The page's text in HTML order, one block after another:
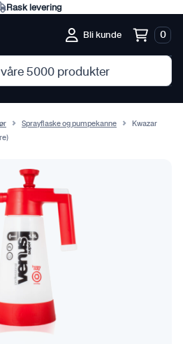
Rask levering
Bli kunde 0
Sprayflaske og pumpekanne
Kwazar